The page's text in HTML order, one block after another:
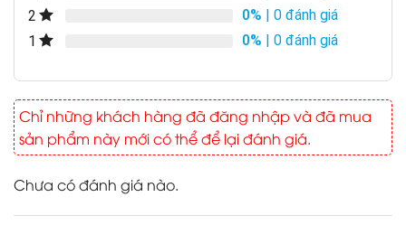
2
0% | 0 đánh giá
1
0% | 0 đánh giá
Chỉ những khách hàng đã đăng nhập và đã mua
sản phẩm này mới có thể để lại đánh giá.
Chưa có đánh giá nào.